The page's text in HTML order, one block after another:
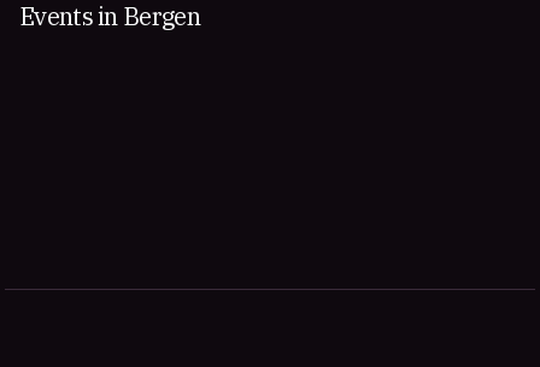
Events in Bergen